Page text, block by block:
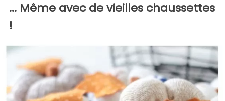
... Même avec de vieilles chaussettes
!